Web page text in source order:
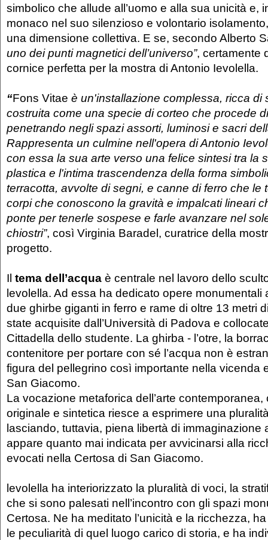
simbolico che allude all’uomo e alla sua unicità e,
monaco nel suo silenzioso e volontario
una dimensione collettiva. E se, secondo Alberto
uno dei punti magnetici dell’universo”, certamente
cornice perfetta per la mostra di Antonio Ievolella.
“Fons Vitae è un'installazione complessa, ricca di
costruita come una specie di corteo che procede
penetrando negli spazi assorti, luminosi e sacri
Rappresenta un culmine nell'opera di Antonio
con essa la sua arte verso una felice sintesi tra la
plastica e l'intima trascendenza della forma
terracotta, avvolte di segni, e canne di ferro che le
corpi che conoscono la gravità e impalcati lineari
ponte per tenerle sospese e farle avanzare nel
chiostri”, così Virginia Baradel, curatrice della
progetto.
Il tema dell’acqua è centrale nel lavoro dello
levolella. Ad essa ha dedicato opere monumentali
due ghirbe giganti in ferro e rame di oltre 13 metri
state acquisite dall’Università di Padova e
Cittadella dello studente. La ghirba - l’otre, la
contenitore per portare con sé l’acqua non è
figura del pellegrino così importante nella vicenda
San Giacomo.
La vocazione metaforica dell’arte contemporanea,
originale e sintetica riesce a esprimere una
lasciando, tuttavia, piena libertà di immaginazione
appare quanto mai indicata per avvicinarsi alla
evocati nella Certosa di San Giacomo.
levolella ha interiorizzato la pluralità di voci, la
che si sono palesati nell’incontro con gli spazi
Certosa. Ne ha meditato l’unicità e la ricchezza,
le peculiarità di quel luogo carico di storia, e ha